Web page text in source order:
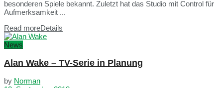
besonderen Spiele bekannt. Zuletzt hat das Studio mit Control für
Aufmerksamkeit ...
Read moreDetails
News
Alan Wake – TV-Serie in Planung
by Norman